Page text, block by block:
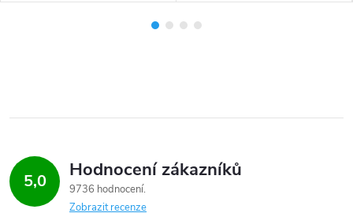
5,0 Hodnocení zákazníků
9736 hodnocení
Zobrazit recenze